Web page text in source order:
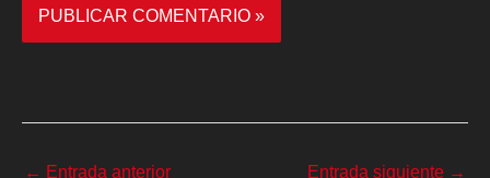
← Entrada anterior Entrada siguiente →